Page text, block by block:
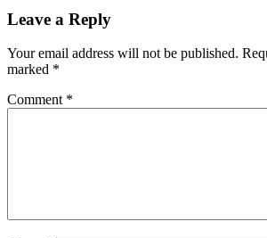
Leave a Reply
Your email address will not be published.
marked *
Comment *